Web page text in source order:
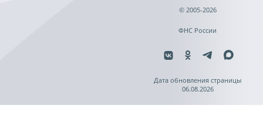
© 2005-2026
ФНС России
Дата обновления страницы
06.08.2026